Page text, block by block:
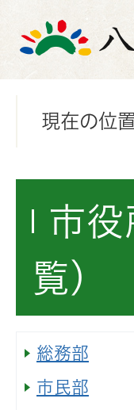
現在の位
市
覧)
総務部
市民部